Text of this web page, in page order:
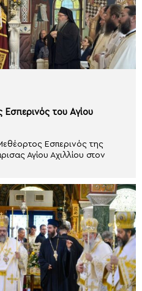
Εσπερινός του Αγίου
Εσπερινός της
Αγίου Αχιλλίου στον